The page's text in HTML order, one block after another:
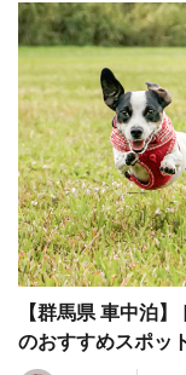
【群馬県 車中泊
のおすすめスポッ